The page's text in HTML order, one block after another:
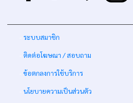
ระบบสมาชิก
ติดต่อโฆษณา / สอบถาม
ข้อตกลงการใช้บริการ
นโยบายความเป็นส่วนตัว